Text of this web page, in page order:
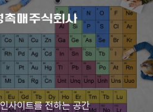
사이트를 전하는 공간